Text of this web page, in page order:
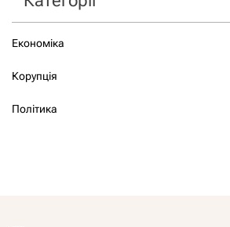
Економіка
Корупція
Політика